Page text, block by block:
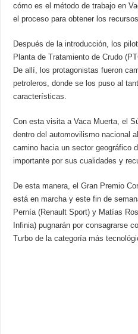
cómo es el método de trabajo en
el proceso para obtener los
Después de la introducción, los
Planta de Tratamiento de Crudo
De allí, los protagonistas fueron
petroleros, donde se los puso al
características.
Con esta visita a Vaca Muerta, el
dentro del automovilismo nacional
camino hacia un sector geográfico
importante por sus cualidades y
De esta manera, el Gran Premio
está en marcha y este fin de
Pernía (Renault Sport) y Matías
Infinia) pugnarán por consagrarse
Turbo de la categoría más